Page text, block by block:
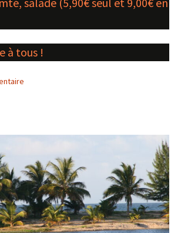
à tous !